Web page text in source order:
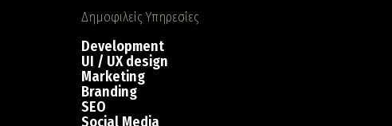
Δημοφιλείς Υπηρεσίες
Development
UI / UX design
Marketing
Branding
SEO
Social Media